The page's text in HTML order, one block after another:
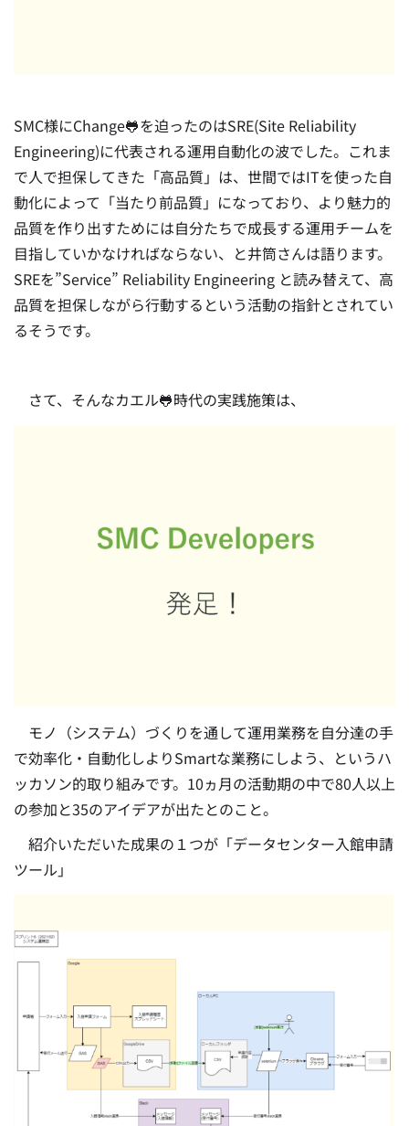
SMC様にChange🐸を迫ったのはSRE(Site Reliability
Engineering)に代表される運用自動化の波でした。これま
で人で担保してきた「高品質」は、世間ではITを使った自
動化によって「当たり前品質」になっており、より魅力的
品質を作り出すためには自分たちで成長する運用チームを
目指していかなければならない、と井筒さんは語ります。
SREを”Service” Reliability Engineering と読み替えて、高
品質を担保しながら行動するという活動の指針とされてい
るそうです。
さて、そんなカエル🐸時代の実践施策は、
モノ（システム）づくりを通して運用業務を自分達の手
で効率化・自動化しよりSmartな業務にしよう、というハ
ッカソン的取り組みです。10ヵ月の活動期の中で80人以上
の参加と35のアイデアが出たとのこと。
紹介いただいた成果の１つが「データセンター入館申請
ツール」